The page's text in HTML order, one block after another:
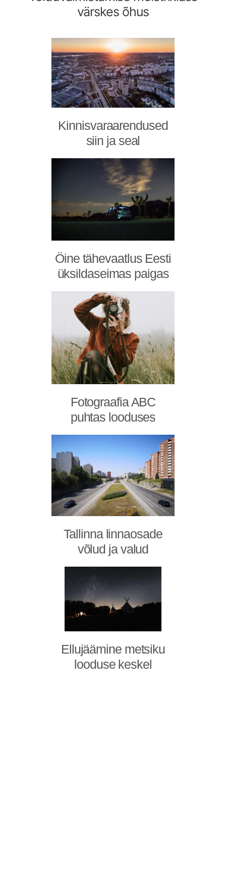
värskes õhus
Kinnisvaraarendused
siin ja seal
Öine tähevaatlus Eesti
üksildaseimas paigas
Fotograafia ABC
puhtas looduses
Tallinna linnaosade
võlud ja valud
Ellujäämine metsiku
looduse keskel